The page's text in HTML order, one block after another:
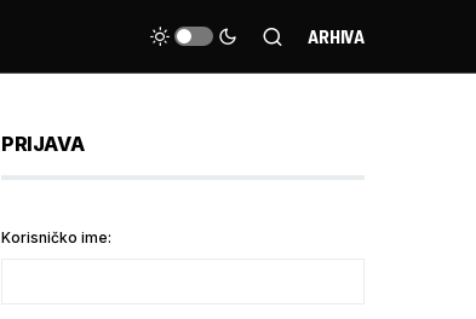
ARHIVA
PRIJAVA
Korisničko ime: